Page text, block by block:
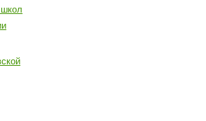
школ